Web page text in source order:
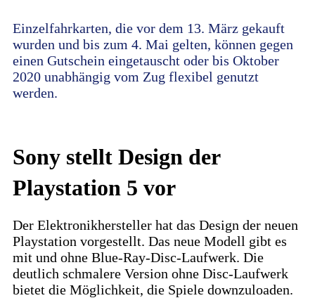
Einzelfahrkarten, die vor dem 13. März gekauft
wurden und bis zum 4. Mai gelten, können gegen
einen Gutschein eingetauscht oder bis Oktober
2020 unabhängig vom Zug flexibel genutzt
werden.
Sony stellt Design der
Playstation 5 vor
Der Elektronikhersteller hat das Design der neuen
Playstation vorgestellt. Das neue Modell gibt es
mit und ohne Blue-Ray-Disc-Laufwerk. Die
deutlich schmalere Version ohne Disc-Laufwerk
bietet die Möglichkeit, die Spiele downzuloaden.